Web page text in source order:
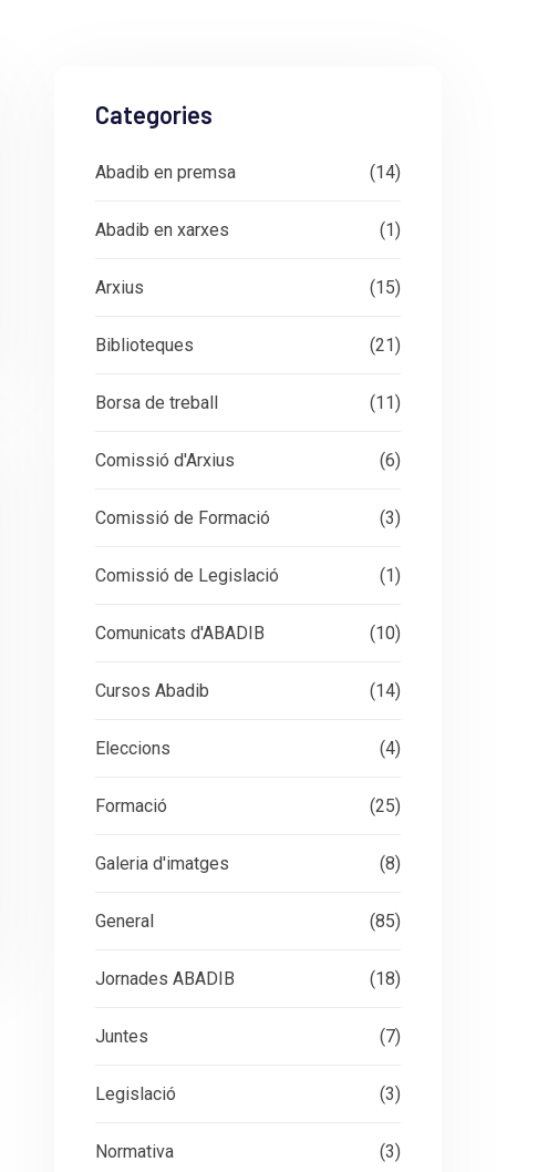
Categories
Abadib en premsa (14)
Abadib en xarxes (1)
Arxius (15)
Biblioteques (21)
Borsa de treball (11)
Comissió d'Arxius (6)
Comissió de Formació (3)
Comissió de Legislació (1)
Comunicats d'ABADIB (10)
Cursos Abadib (14)
Eleccions (4)
Formació (25)
Galeria d'imatges (8)
General (85)
Jornades ABADIB (18)
Juntes (7)
Legislació (3)
Normativa (3)